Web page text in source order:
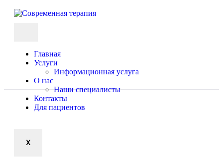
Главная
Услуги
Информационная услуга
О нас
Наши специалисты
Контакты
Для пациентов
X